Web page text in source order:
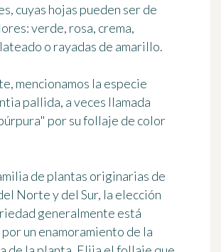
cuyas hojas pueden ser de
verde, rosa, crema,
o rayadas de amarillo.
mencionamos la especie
pallida, a veces llamada
por su follaje de color
de plantas originarias de
Norte y del Sur, la elección
generalmente está
un enamoramiento de la